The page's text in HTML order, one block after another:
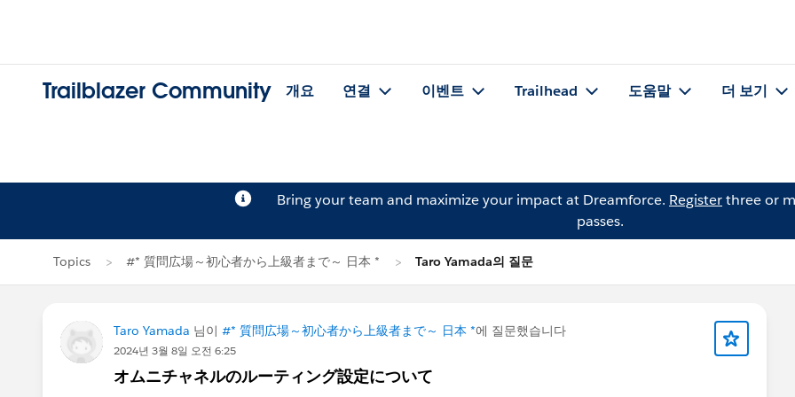
Trailblazer Community 개요 연결 이벤트 Trailhead 도움말 더 보기
Bring your team and maximize your impact at Dreamforce. Registerthree or
passes.
Topics #* 質問広場～初心者から上級者まで～ 日本 * Taro Yamada의 질문
Taro Yamada 님이 #* 質問広場～初心者から上級者まで～ 日本 *에 질문했습니다
2024년 3월 8일 오전 6:25
オムニチャネルのルーティング設定について